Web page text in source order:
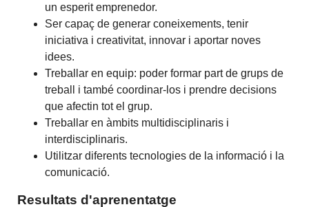
un esperit emprenedor.
Ser capaç de generar coneixements, tenir
iniciativa i creativitat, innovar i aportar noves
idees.
Treballar en equip: poder formar part de grups de
treball i també coordinar-los i prendre decisions
que afectin tot el grup.
Treballar en àmbits multidisciplinaris i
interdisciplinaris.
Utilitzar diferents tecnologies de la informació i la
comunicació.
Resultats d'aprenentatge